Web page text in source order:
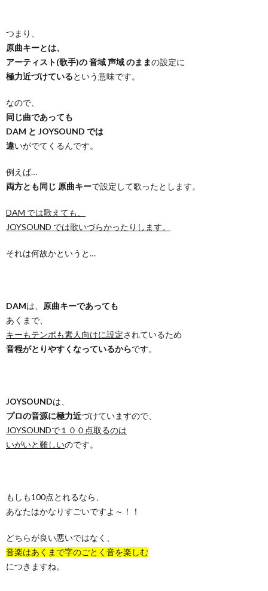
つまり、
原曲キーとは、
アーティスト(歌手)の 音域 声域 のままの設定に
極力近づけているという意味です。
なので、
同じ曲であっても
DAM と JOYSOUND では
違いがでてくるんです。
例えば…
両方とも同じ 原曲キーで設定して歌ったとします。
DAM では歌えても、
JOYSOUND では歌いづらかったりします。
それは何故かというと…
DAMは、 原曲キーであっても
あくまで、
キーもテンポも素人向けに設定されているため
音程がとりやすくなっているからです。
JOYSOUNDは、
プロの音源に極力近づけていますので、
JOYSOUNDで１００点取るのは
いがいと難しいのです。
もしも100点とれるなら、
あなたはかなりすごいですよ～！！
どちらが良い悪いではなく、
音楽はあくまで字のごとく音を楽しむ
につきますね。